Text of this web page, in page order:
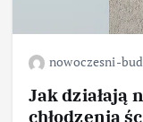
nowoczesni-
Jak działają
chłodzenia